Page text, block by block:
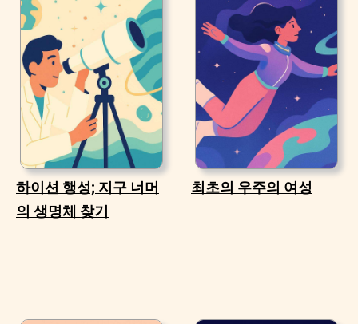
하이션 행성; 지구 너머
의 생명체 찾기
최초의 우주의 여성